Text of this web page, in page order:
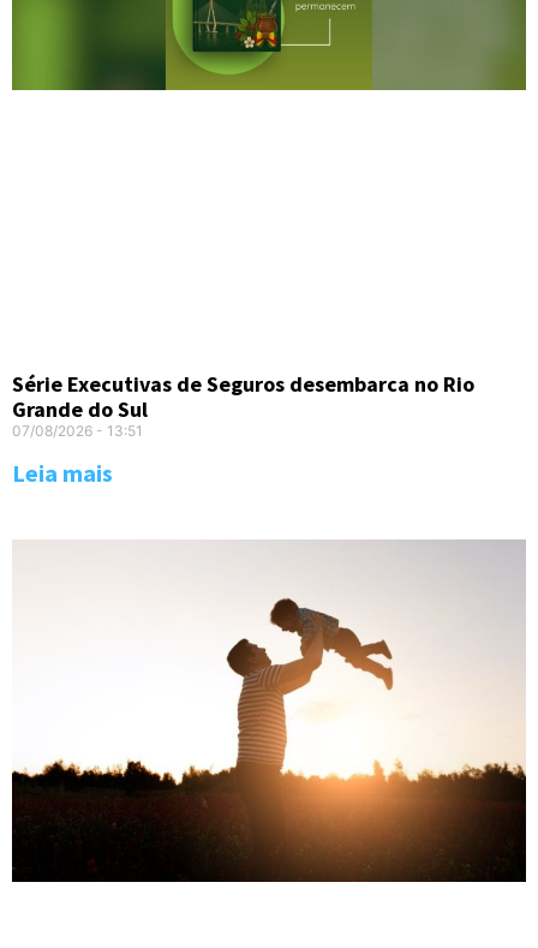
Série Executivas de Seguros desembarca no Rio
Grande do Sul
07/08/2026 13:51
Leia mais